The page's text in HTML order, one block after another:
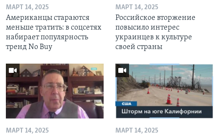
МАРТ 14, 2025
Американцы стараются
меньше тратить: в соцсетях
набирает популярность
тренд No Buy
МАРТ 14, 2025
Российское вторжение
повысило интерес
украинцев к культуре
своей страны
МАРТ 14, 2025 МАРТ 14, 2025